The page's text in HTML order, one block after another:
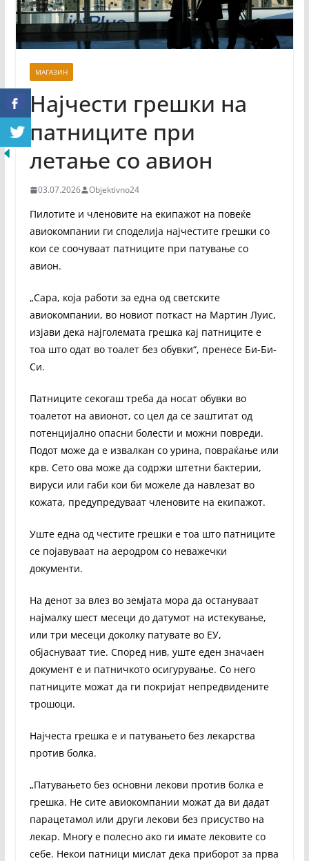
МАГАЗИН
Најчести грешки на
патниците при
летање со авион
03.07.2026 Objektivno24
Пилотите и членовите на екипажот на повеќе
авиокомпании ги споделија најчестите грешки со
кои се соочуваат патниците при патување со
авион.
„Сара, која работи за една од светските
авиокомпании, во новиот поткаст на Мартин Луис,
изјави дека најголемата грешка кај патниците е
тоа што одат во тоалет без обувки“, пренесе Би-Би-
Си.
Патниците секогаш треба да носат обувки во
тоалетот на авионот, со цел да се заштитат од
потенцијално опасни болести и можни повреди.
Подот може да е извалкан со урина, повраќање или
крв. Сето ова може да содржи штетни бактерии,
вируси или габи кои би можеле да навлезат во
кожата, предупредуваат членовите на екипажот.
Уште една од честите грешки е тоа што патниците
се појавуваат на аеродром со неважечки
документи.
На денот за влез во земјата мора да остануваат
најмалку шест месеци до датумот на истекување,
или три месеци доколку патувате во ЕУ,
објаснуваат тие. Според нив, уште еден значаен
документ е и патничкото осигурување. Со него
патниците можат да ги покријат непредвидените
трошоци.
Најчеста грешка е и патувањето без лекарства
против болка.
„Патувањето без основни лекови против болка е
грешка. Не сите авиокомпании можат да ви дадат
парацетамол или други лекови без присуство на
лекар. Многу е полесно ако ги имате лековите со
себе. Некои патници мислат дека приборот за прва